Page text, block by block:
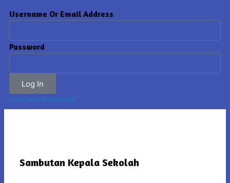
Username Or Email Address
Password
Log In
Lost Your Password?
Sambutan Kepala Sekolah